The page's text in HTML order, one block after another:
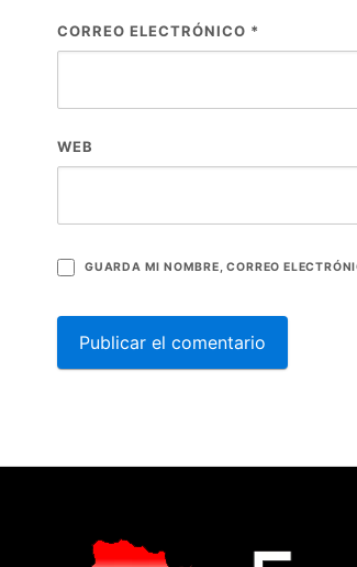
CORREO ELECTRÓNICO *
WEB
GUARDA MI NOMBRE, CORREO